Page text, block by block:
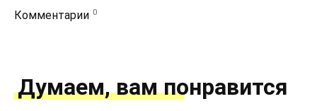
Комментарии 0
Думаем, вам понравится